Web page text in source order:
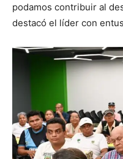
podamos contribuir al
destacó el líder con